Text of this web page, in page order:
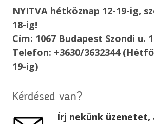
NYITVA hétköznap 12-19-ig,
18-ig!
Cím: 1067 Budapest Szondi u.
Telefon: +3630/3632344
19-ig)
Kérdésed van?
Írj nekünk üzenetet,